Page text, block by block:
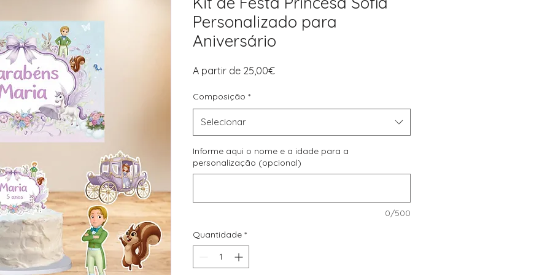
Personalizado para
Aniversário
A partir de 25,00€Preço
Composição *
Selecionar
Informe aqui o nome e a idade para a
personalização (opcional)
0/500
Quantidade *